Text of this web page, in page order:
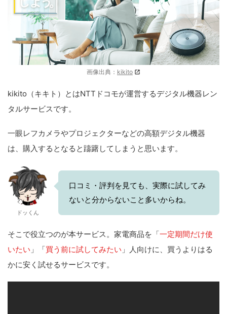
画像出典： kikito
kikito（キキト）とはNTTドコモが運営するデジタル機器レン
タルサービスです。
一眼レフカメラやプロジェクターなどの高額デジタル機器
は、購入するとなると躊躇してしまうと思います。
ドッくん
口コミ・評判を見ても、実際に試してみ
ないと分からないこと多いからね。
そこで役立つのが本サービス。家電商品を「一定期間だけ使
いたい 」「買う前に試してみたい 」人向けに、買うよりはる
かに安く試せるサービスです。